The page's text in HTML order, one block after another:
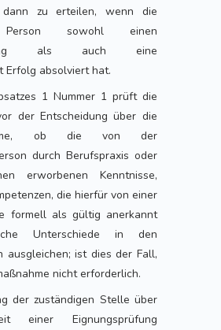
dann zu erteilen, wenn die
Person sowohl einen
als auch eine
Erfolg absolviert hat.
1 Nummer 1 prüft die
der Entscheidung über die
ob die von der
durch Berufspraxis oder
erworbenen Kenntnisse,
die hierfür von einer
formell als gültig anerkannt
Unterschiede in den
ausgleichen; ist dies der Fall,
nicht erforderlich.
der zuständigen Stelle über
einer Eignungsprüfung